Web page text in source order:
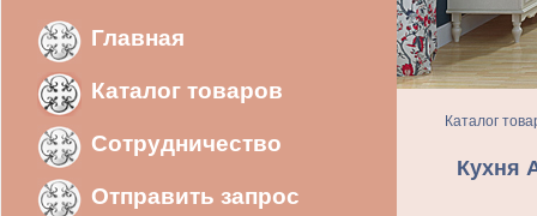
Главная
Каталог товаров
Сотрудничество
Отправить запрос
Каталог
Кухня